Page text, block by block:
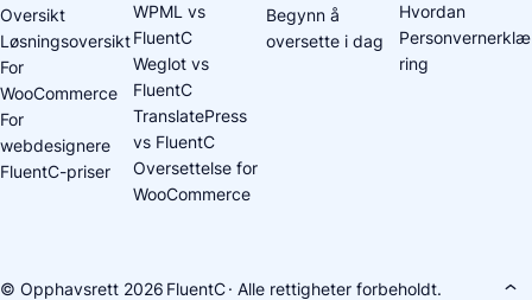
Oversikt
Løsningsoversikt
For
WooCommerce
For
webdesignere
FluentC-priser
WPML vs
FluentC
Weglot vs
FluentC
TranslatePress
vs FluentC
Oversettelse for
WooCommerce
Begynn å
oversette i dag
Hvordan
Personvernerklæ
ring
© Opphavsrett 2026 FluentC· Alle rettigheter forbeholdt.